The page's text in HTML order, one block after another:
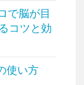
で脳が目
コツと効
使い方